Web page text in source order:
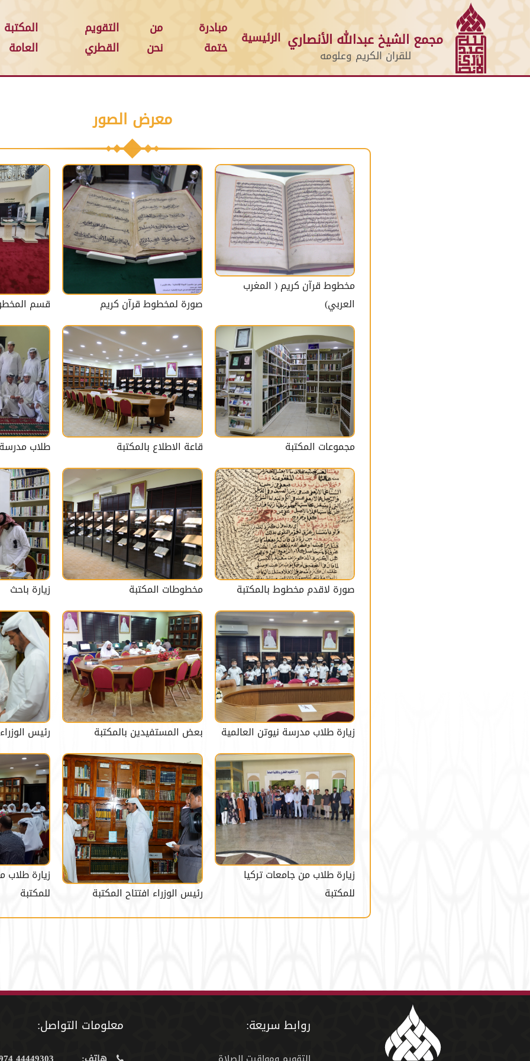
مجمع الشيخ عبدالله الأنصاري
للقران الكريم وعلومه
الرئيسية
مبادرة
ختمة
من
نحن
التقويم
القطري
المكتبة
العامة
معرض الصور
مخطوط قرآن كريم ( المغرب
العربي)
صورة لمخطوط قرآن كريم قسم
مجموعات المكتبة قاعة الاطلاع بالمكتبة طلاب
صورة لاقدم مخطوط بالمكتبة مخطوطات المكتبة زيارة باحث
زيارة طلاب مدرسة نيوتن العالمية بعض المستفيدين بالمكتبة رئيس
زيارة طلاب من جامعات تركيا
للمكتبة
رئيس الوزراء افتتاح المكتبة
زيارة
للمكتبة
روابط سريعة: معلومات التواصل: